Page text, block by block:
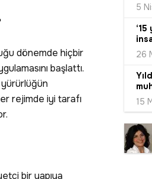
dönemde hiçbir
başlattı.
rejimde iyi tarafı
bir yapıya
5
26
15